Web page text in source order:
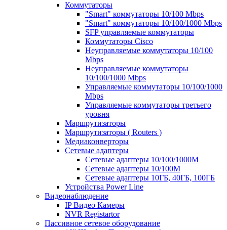
Коммутаторы
"Smart" коммутаторы 10/100 Mbps
"Smart" коммутаторы 10/100/1000 Mbps
SFP управляемые коммутаторы
Коммутаторы Cisco
Неуправляемые коммутаторы 10/100
Mbps
Неуправляемые коммутаторы
10/100/1000 Mbps
Управляемые коммутаторы 10/100/1000
Mbps
Управляемые коммутаторы третьего
уровня
Маршрутизаторы
Маршрутизаторы ( Routers )
Медиаконверторы
Сетевые адаптеры
Сетевые адаптеры 10/100/1000М
Сетевые адаптеры 10/100M
Сетевые адаптеры 10ГБ, 40ГБ, 100ГБ
Устройства Power Line
Видеонаблюдение
IP Видео Камеры
NVR Registartor
Пассивное сетевое оборудование